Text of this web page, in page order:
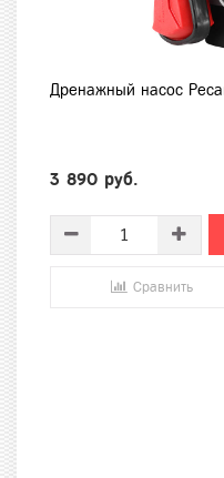
Дренажный насос
3 890 руб.
Сравнить